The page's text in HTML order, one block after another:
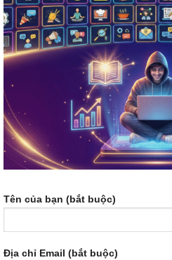
Tên của bạn (bắt buộc)
Địa chỉ Email (bắt buộc)